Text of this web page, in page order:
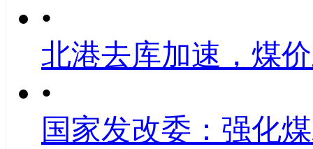
•
北港去库加速，煤
•
国家发改委：强化